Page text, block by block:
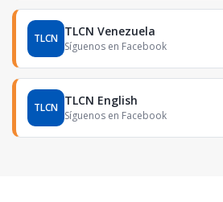
TLCN TLCN Venezuela
Síguenos en Facebook
TLCN TLCN English
Síguenos en Facebook